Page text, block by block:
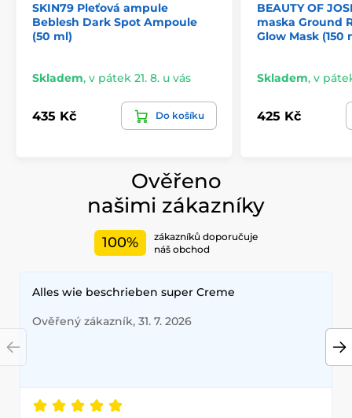
SKIN79 Pleťová ampule
Beblesh Dark Spot Ampoule
(50 ml)
Skladem, v pátek 21. 8. u vás
435 Kč Do košíku
BEAUTY OF
maska Ground
Glow Mask (150
Skladem, v
425 Kč
Ověřeno
našimi zákazníky
100%
zákazníků doporučuje
náš obchod
Alles wie beschrieben super Creme
Ověřený zákazník, 31. 7. 2026